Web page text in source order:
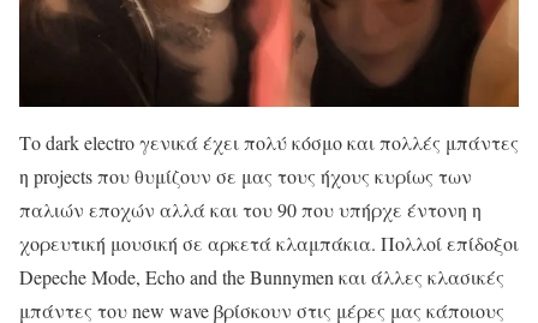
Το dark electro γενικά έχει πολύ κόσμο και πολλές μπάντες
η projects που θυμίζουν σε μας τους ήχους κυρίως των
παλιών εποχών αλλά και του 90 που υπήρχε έντονη η
χορευτική μουσική σε αρκετά κλαμπάκια. Πολλοί επίδοξοι
Depeche Mode, Echo and the Bunnymen και άλλες κλασικές
μπάντες του new wave βρίσκουν στις μέρες μας κάποιους